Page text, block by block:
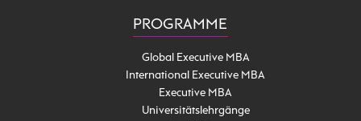
PROGRAMME
Global Executive MBA
International Executive MBA
Executive MBA
Universitätslehrgänge